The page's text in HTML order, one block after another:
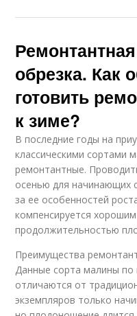
обрезка. Как
готовить
к зиме?
В последние годы на
классическими сортами
ремонтантные.
осенью для начинающих
за ее особенностей
компенсируется
продолжительностью
Преимущества
Данные сорта малины
отличаются от
экземпляров только